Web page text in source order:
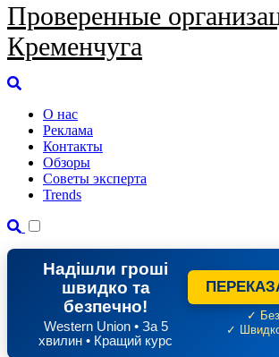
Проверенные
Кременчуга
О нас
Реклама
Контакты
Обзоры
Советы эксперта
Trends
Надішли гроші
швидко та
безпечно!
Western Union • За 5
хвилин • Кращий курс
✓ Без
✓ Швидко